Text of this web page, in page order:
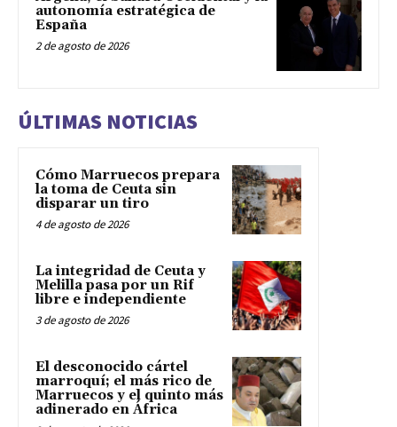
autonomía estratégica de
España
2 de agosto de 2026
ÚLTIMAS NOTICIAS
Cómo Marruecos prepara
la toma de Ceuta sin
disparar un tiro
4 de agosto de 2026
La integridad de Ceuta y
Melilla pasa por un Rif
libre e independiente
3 de agosto de 2026
El desconocido cártel
marroquí; el más rico de
Marruecos y el quinto más
adinerado en África